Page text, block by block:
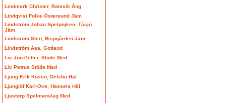
Lindmark Christer, Ramvik Ång
Lindqvist Folke Östersund Jäm
Lindström Johan Spelpojken, Tåsjö
Jäm
Lindström Sten, Bispgården Jäm
Lindström Åsa, Gotland
Liv Jon-Petter, Stöde Med
Liv Petrus Stöde Med
Ljung Erik Kusen, Delsbo Häl
Ljunglöf Karl-Ove, Hassela Häl
Ljustorp Spelmanslag Med